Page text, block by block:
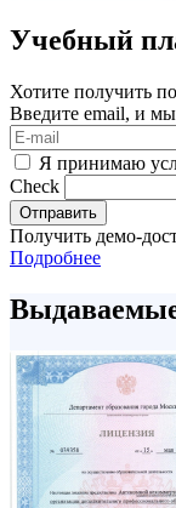
Учебный
Хотите получить
Введите email, и
Я принимаю
Check
Отправить
Получить демо-
Подробнее